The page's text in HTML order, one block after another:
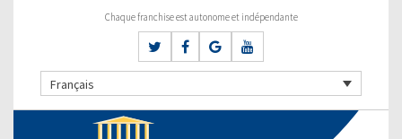
Chaque franchise est autonome et indépendante
Français